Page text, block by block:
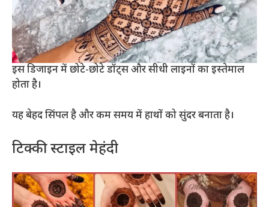
इस डिजाइन में छोटे-छोटे डॉट्स और सीधी लाइनों का इस्तेमाल
होता है।
यह बेहद सिंपल है और कम समय में हाथों को सुंदर बनाता है।
टिक्की स्टाइल मेहंदी